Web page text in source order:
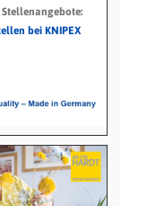
bei KNIPEX